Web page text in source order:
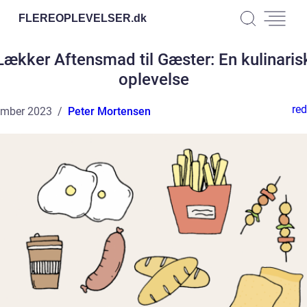
FLEREOPLEVELSER.dk
Aftensmad til Gæster: En
oplevelse
2023 Peter Mortensen